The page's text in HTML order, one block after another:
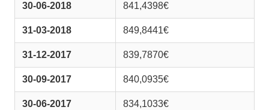
30-06-2018 841,4398€
31-03-2018 849,8441€
31-12-2017 839,7870€
30-09-2017 840,0935€
30-06-2017 834,1033€